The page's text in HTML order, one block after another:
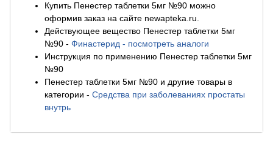
Купить Пенестер таблетки 5мг №90 можно
оформив заказ на сайте newapteka.ru.
Действующее вещество Пенестер таблетки 5мг
№90 - Финастерид - посмотреть аналоги
Инструкция по применению Пенестер таблетки 5мг
№90
Пенестер таблетки 5мг №90 и другие товары в
категории - Средства при заболеваниях простаты
внутрь